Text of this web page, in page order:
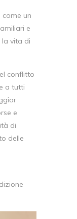
un
e
vita di
conflitto
a tutti
e
di
delle